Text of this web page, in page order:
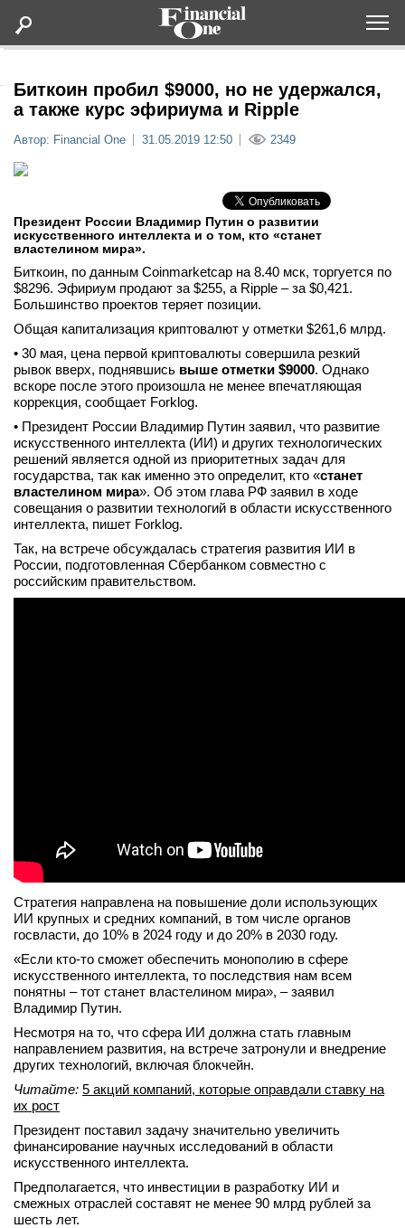
Статьи
Lifestyle
Мероприятия
Новости
Интервью
вконтакте
телеграм
Стать автором
Вход
Биткоин пробил $9000, но не удержался,
а также курс эфириума и Ripple
Автор: Financial One 31.05.2019 12:50 2349
Президент России Владимир Путин о развитии
искусственного интеллекта и о том, кто «станет
властелином мира».
Биткоин, по данным Coinmarketcap на 8.40 мск, торгуется по
$8296. Эфириум продают за $255, а Ripple – за $0,421.
Большинство проектов теряет позиции.
Общая капитализация криптовалют у отметки $261,6 млрд.
• 30 мая, цена первой криптовалюты совершила резкий
рывок вверх, поднявшись выше отметки $9000. Однако
вскоре после этого произошла не менее впечатляющая
коррекция, сообщает Forklog.
• Президент России Владимир Путин заявил, что развитие
искусственного интеллекта (ИИ) и других технологических
решений является одной из приоритетных задач для
государства, так как именно это определит, кто «станет
властелином мира». Об этом глава РФ заявил в ходе
совещания о развитии технологий в области искусственного
интеллекта, пишет Forklog.
Так, на встрече обсуждалась стратегия развития ИИ в
России, подготовленная Сбербанком совместно с
российским правительством.
Стратегия направлена на повышение доли использующих
ИИ крупных и средних компаний, в том числе органов
госвласти, до 10% в 2024 году и до 20% в 2030 году.
«Если кто-то сможет обеспечить монополию в сфере
искусственного интеллекта, то последствия нам всем
понятны – тот станет властелином мира», – заявил
Владимир Путин.
Несмотря на то, что сфера ИИ должна стать главным
направлением развития, на встрече затронули и внедрение
других технологий, включая блокчейн.
Читайте: 5 акций компаний, которые оправдали ставку на
их рост
Президент поставил задачу значительно увеличить
финансирование научных исследований в области
искусственного интеллекта.
Предполагается, что инвестиции в разработку ИИ и
смежных отраслей составят не менее 90 млрд рублей за
шесть лет.